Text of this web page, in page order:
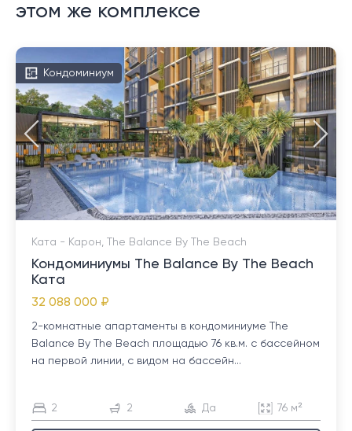
этом же комплексе
Кондоминиум
Ката - Карон, The Balance By The Beach
Кондоминиумы The Balance By The Beach
Ката
32 088 000 ₽
2-комнатные апартаменты в кондоминиуме The
Balance By The Beach площадью 76 кв.м. с бассейном
на первой линии, с видом на бассейн...
2 2 Да 76 м²